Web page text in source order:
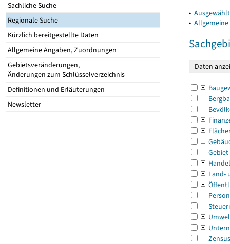
Sachliche Suche
Regionale Suche
Kürzlich bereitgestellte Daten
Allgemeine Angaben, Zuordnungen
Gebietsveränderungen,
Änderungen zum Schlüsselverzeichnis
Definitionen und Erläuterungen
Newsletter
▸
▸
Gebiet
Land-
Zensus